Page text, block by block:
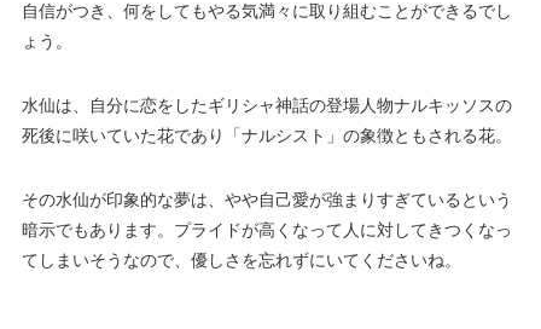
自信がつき、何をしてもやる気満々に取り組むことができるでし
ょう。
水仙は、自分に恋をしたギリシャ神話の登場人物ナルキッソスの
死後に咲いていた花であり「ナルシスト」の象徴ともされる花。
その水仙が印象的な夢は、やや自己愛が強まりすぎているという
暗示でもあります。プライドが高くなって人に対してきつくなっ
てしまいそうなので、優しさを忘れずにいてくださいね。